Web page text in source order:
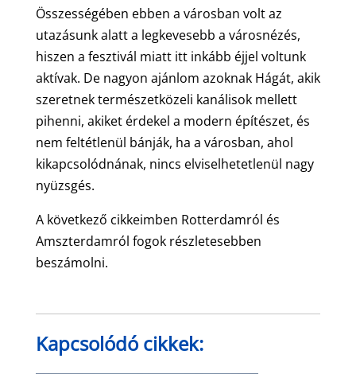
Összességében ebben a városban volt az
utazásunk alatt a legkevesebb a városnézés,
hiszen a fesztivál miatt itt inkább éjjel voltunk
aktívak. De nagyon ajánlom azoknak Hágát, akik
szeretnek természetközeli kanálisok mellett
pihenni, akiket érdekel a modern építészet, és
nem feltétlenül bánják, ha a városban, ahol
kikapcsolódnának, nincs elviselhetetlenül nagy
nyüzsgés.
A következő cikkeimben Rotterdamról és
Amszterdamról fogok részletesebben
beszámolni.
Kapcsolódó cikkek: